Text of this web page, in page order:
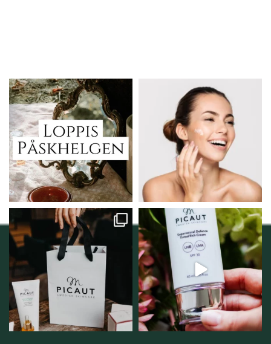
Vi skall ha loppis!
I Vellnez anda;...
6 0
Behandlingserbjudande
februari-mars!
Vi...
0
Vellnez – din
samlingsplats för
personlig handel i
12 0
Njut av solens härliga
strålar men skydda dig...
12 1